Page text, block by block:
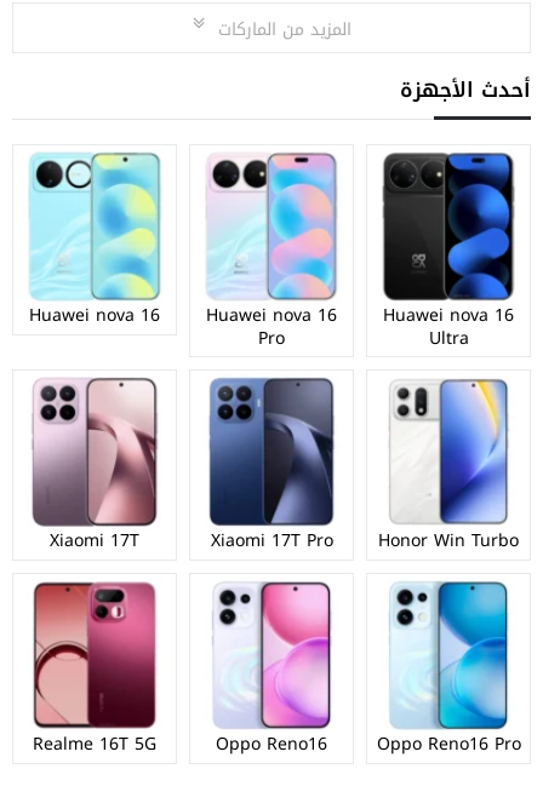
المزيد من الماركات
أحدث الأجهزة
Huawei nova 16
Ultra
Huawei nova 16
Pro
Huawei nova 16
Honor Win Turbo
Xiaomi 17T Pro
Xiaomi 17T
Oppo Reno16 Pro
Oppo Reno16
Realme 16T 5G